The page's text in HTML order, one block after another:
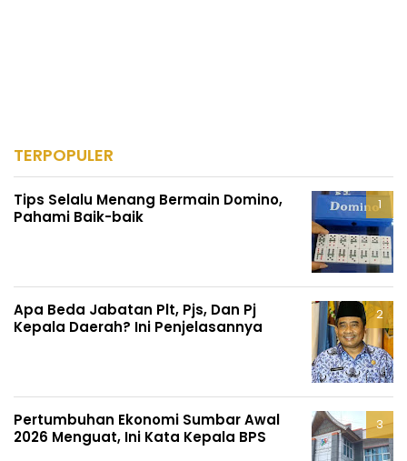
TERPOPULER
Tips Selalu Menang Bermain Domino,
Pahami Baik-baik
Apa Beda Jabatan Plt, Pjs, Dan Pj
Kepala Daerah? Ini Penjelasannya
Pertumbuhan Ekonomi Sumbar Awal
2026 Menguat, Ini Kata Kepala BPS